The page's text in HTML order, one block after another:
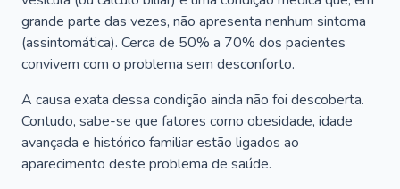
grande parte das vezes, não apresenta nenhum sintoma
(assintomática). Cerca de 50% a 70% dos pacientes
convivem com o problema sem desconforto.
A causa exata dessa condição ainda não foi descoberta.
Contudo, sabe-se que fatores como obesidade, idade
avançada e histórico familiar estão ligados ao
aparecimento deste problema de saúde.